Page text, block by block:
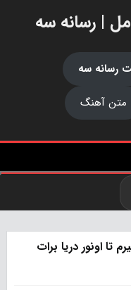
| رسانه سه
رسانه سه
متن آهنگ
تا اونور دریا برات